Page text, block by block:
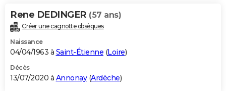
Rene DEDINGER (57 ans)
Créer une cagnotte obsèques
Naissance
04/04/1963 à Saint-Étienne (Loire)
Décès
13/07/2020 à Annonay(Ardèche)